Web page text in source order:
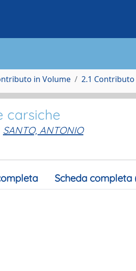
in Volume 2.1
carsiche
SANTO, ANTONIO
Scheda completa